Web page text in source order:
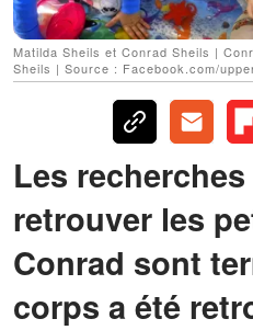
Matilda Sheils et Conrad Sheils |
Sheils | Source : Facebook.com/
Les
retrouver les
Conrad sont
corps a été